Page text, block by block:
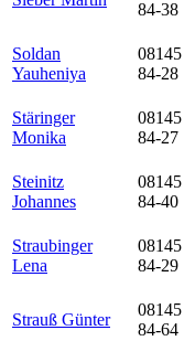
84-38
Soldan
Yauheniya
08145
84-28
Stäringer
Monika
08145
84-27
Steinitz
Johannes
08145
84-40
Straubinger
Lena
08145
84-29
Strauß Günter
08145
84-64